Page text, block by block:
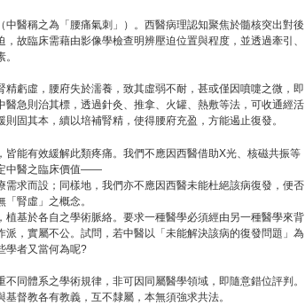
中醫稱之為「腰痛氣刺」）。西醫病理認知聚焦於髓核突出對後
故臨床需藉由影像學檢查明辨壓迫位置與程度，並透過牽引、
精虧虛，腰府失於濡養，致其虛弱不耐，甚或僅因噴嚏之微，即
醫急則治其標，透過針灸、推拿、火罐、熱敷等法，可收通經活
固其本，續以培補腎精，使得腰府充盈，方能遏止復發。
皆能有效緩解此類疼痛。我們不應因西醫借助X光、核磁共振等
中醫之臨床價值——
需求而設；同樣地，我們亦不應因西醫未能杜絕該病復發，便否
腎虛」之概念。
植基於各自之學術脈絡。要求一種醫學必須經由另一種醫學來背
派，實屬不公。試問，若中醫以「未能解決該病的復發問題」為
學者又當何為呢?
同體系之學術規律，非可因同屬醫學領域，即隨意錯位評判。
督教各有教義，互不隸屬，本無須強求共法。